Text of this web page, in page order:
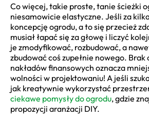
Co więcej, takie proste, tanie ścieżki
niesamowicie elastyczne. Jeśli za
koncepcję ogrodu, a to się przecież
musiał łapać się za głowę i liczyć
je zmodyfikować, rozbudować, a
zbudować coś zupełnie nowego. Brak
nakładów finansowych oznacza
wolności w projektowaniu! A jeśli
jak kreatywnie wykorzystać
ciekawe pomysły do ogrodu, gdzie
propozycji aranżacji DIY.